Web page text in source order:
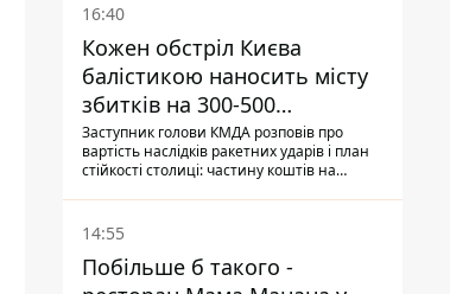
16:40
Кожен обстріл Києва
балістикою наносить місту
збитків на 300-500
мільйонів - Петро
Пантелеєв
Заступник голови КМДА розповів про
вартість наслідків ракетних ударів і план
стійкості столиці: частину коштів на
більше коштів
14:55
Побільше б такого -